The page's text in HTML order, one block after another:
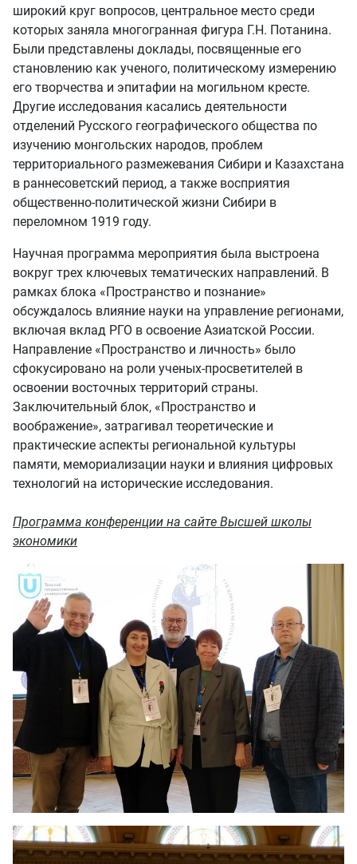
широкий круг вопросов, центральное место среди
которых заняла многогранная фигура Г.Н. Потанина.
Были представлены доклады, посвященные его
становлению как ученого, политическому измерению
его творчества и эпитафии на могильном кресте.
Другие исследования касались деятельности
отделений Русского географического общества по
изучению монгольских народов, проблем
территориального размежевания Сибири и Казахстана
в раннесоветский период, а также восприятия
общественно-политической жизни Сибири в
переломном 1919 году.
Научная программа мероприятия была выстроена
вокруг трех ключевых тематических направлений. В
рамках блока «Пространство и познание»
обсуждалось влияние науки на управление регионами,
включая вклад РГО в освоение Азиатской России.
Направление «Пространство и личность» было
сфокусировано на роли ученых-просветителей в
освоении восточных территорий страны.
Заключительный блок, «Пространство и
воображение», затрагивал теоретические и
практические аспекты региональной культуры
памяти, мемориализации науки и влияния цифровых
технологий на исторические исследования.
Программа конференции на сайте Высшей школы
экономики